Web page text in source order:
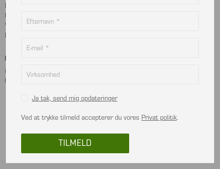
MobilePay
Dankort
Visa
Mastercard
Kontakt
info@viptec.dk
CVR: 27527213
Ja tak, send mig opdateringer
Ved at trykke tilmeld accepterer du vores Privat politik.
TILMELD